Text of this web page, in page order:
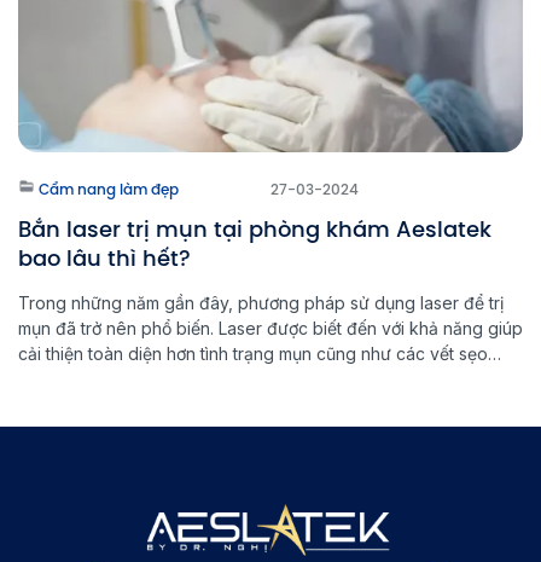
Cẩm nang làm đẹp 27-03-2024
Bắn laser trị mụn tại phòng khám Aeslatek
bao lâu thì hết?
Trong những năm gần đây, phương pháp sử dụng laser để trị
mụn đã trở nên phổ biến. Laser được biết đến với khả năng giúp
cải thiện toàn diện hơn tình trạng mụn cũng như các vết sẹo